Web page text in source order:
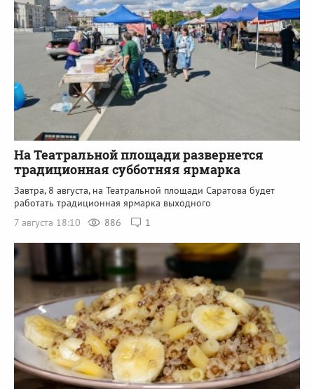
На Театральной площади развернется
традиционная субботняя ярмарка
Завтра, 8 августа, на Театральной площади Саратова будет
работать традиционная ярмарка выходного
7 августа 18:10
886 1